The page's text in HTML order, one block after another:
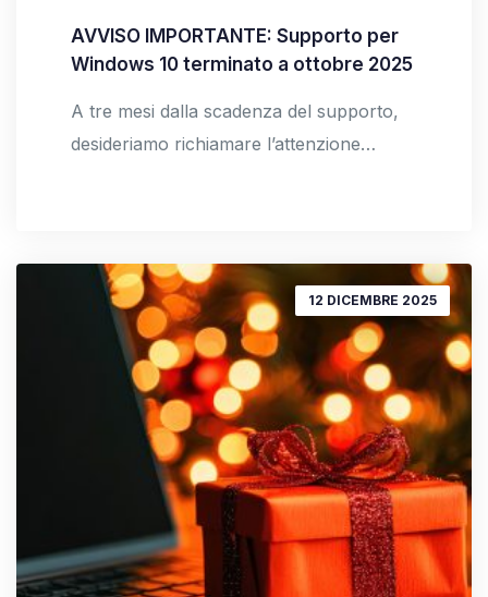
AVVISO IMPORTANTE: Supporto per
Windows 10 terminato a ottobre 2025
A tre mesi dalla scadenza del supporto,
desideriamo richiamare l’attenzione…
12 DICEMBRE 2025